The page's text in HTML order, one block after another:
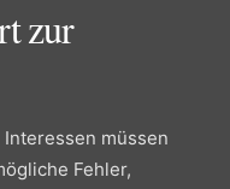
zur
müssen
Fehler,